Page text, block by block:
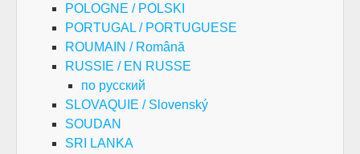
POLOGNE / POLSKI
PORTUGAL / PORTUGUESE
ROUMAIN / Română
RUSSIE / EN RUSSE
по русский
SLOVAQUIE / Slovenský
SOUDAN
SRI LANKA